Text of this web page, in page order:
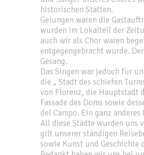
historischen Stätten.
Gelungen waren die
wurden im Lokalteil der
auch wir als Chor waren
entgegengebracht wurde.
Gesang.
Das Singen war jedoch für
die „ Stadt des schiefen
von Florenz, die Hauptstadt
Fassade des Doms sowie
del Campo. Ein ganz
All diese Städte wurden uns
gilt unserer ständigen
sowie Kunst und Geschichte